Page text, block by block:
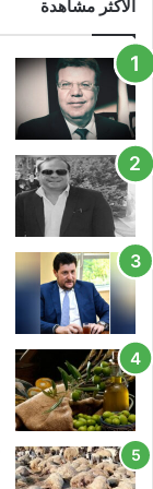
الأكثر مشاهدة